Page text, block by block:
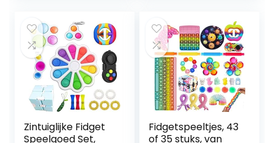
Zintuiglijke Fidget
Speelgoed Set,
Fidgetspeeltjes, 43
of 35 stuks, van